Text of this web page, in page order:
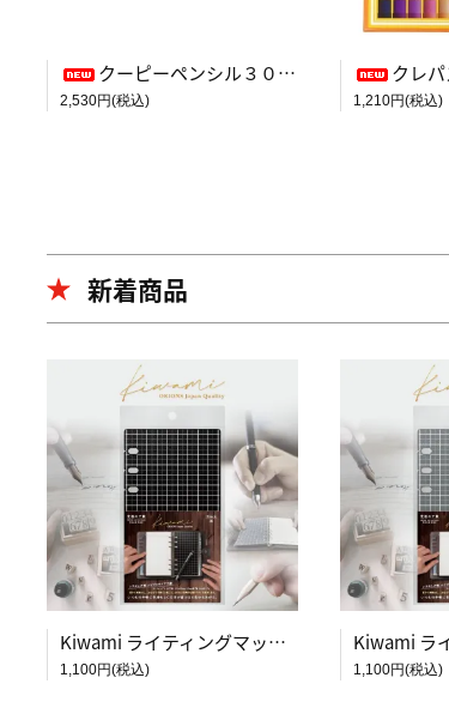
クーピーペンシル３０色（缶入り）
2,530円(税込)
クレ
1,210円(税込)
新着商品
Kiwami ライティングマット下敷 システム手帳バイブルサイズ【黒】
1,100円(税込) 1,100円(税込)